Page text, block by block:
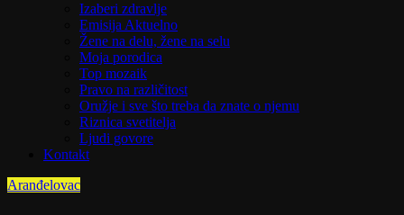
Izaberi zdravlje
Emisija Aktuelno
Žene na delu, žene na selu
Moja porodica
Top mozaik
Pravo na različitost
Oružje i sve što treba da znate o njemu
Riznica svetitelja
Ljudi govore
Kontakt
Aranđelovac